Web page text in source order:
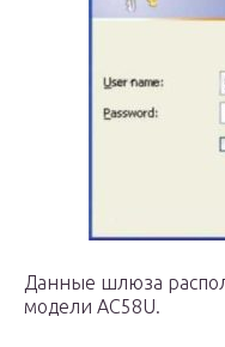
Данные шлюза
модели AC58U.